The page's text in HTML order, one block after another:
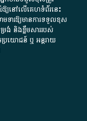
ឱ្យនៅលើគេហទំព័រនេះ
ទារ​ឱ្យមានការទទួលខុស​
រង់ និងខ្លឹមសាររបស់
ប្រយោជន៍ ឬ អន្តរាយ